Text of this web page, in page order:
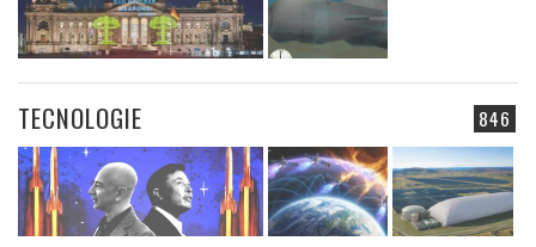
846
TECNOLOGIE